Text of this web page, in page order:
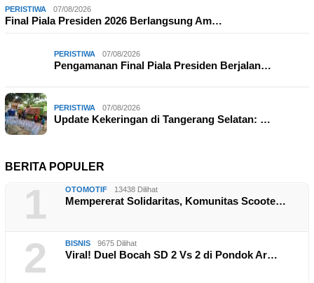
PERISTIWA 07/08/2026
Final Piala Presiden 2026 Berlangsung Am…
PERISTIWA 07/08/2026
Pengamanan Final Piala Presiden Berjalan…
PERISTIWA 07/08/2026
Update Kekeringan di Tangerang Selatan: …
BERITA POPULER
1 OTOMOTIF 13438 Dilihat
Mempererat Solidaritas, Komunitas Scoote…
2 BISNIS 9675 Dilihat
Viral! Duel Bocah SD 2 Vs 2 di Pondok Ar…